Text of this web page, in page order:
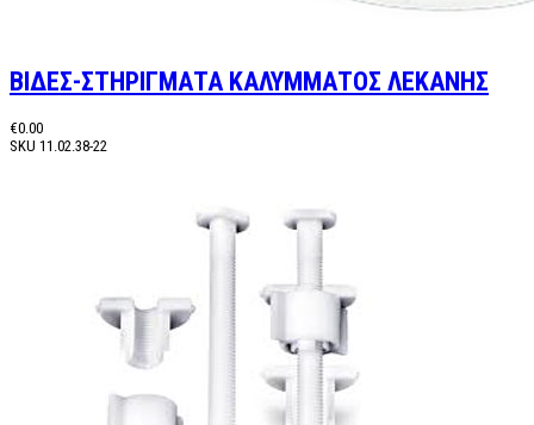
ΒΙΔΕΣ-ΣΤΗΡΙΓΜΑΤΑ ΚΑΛΥΜΜΑΤΟΣ ΛΕΚΑΝΗΣ
€0.00
SKU 11.02.38-22